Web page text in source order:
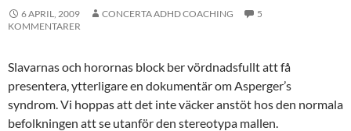
6 APRIL, 2009 CONCERTA ADHD COACHING
5
KOMMENTARER
Slavarnas och horornas block ber vördnadsfullt att få
presentera, ytterligare en dokumentär om Asperger’s
syndrom. Vi hoppas att det inte väcker anstöt hos den normala
befolkningen att se utanför den stereotypa mallen.